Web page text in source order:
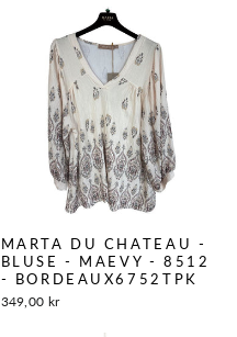
MARTA DU CHATEAU -
BLUSE - MAEVY - 8512
- BORDEAUX6752TPK
349,00 kr